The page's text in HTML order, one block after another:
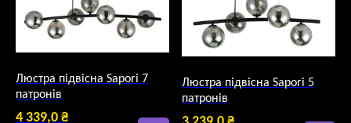
Люстра підвісна Sapori 7
патронів
4 339,0 ₴
Люстра підвісна Sapori 5
патронів